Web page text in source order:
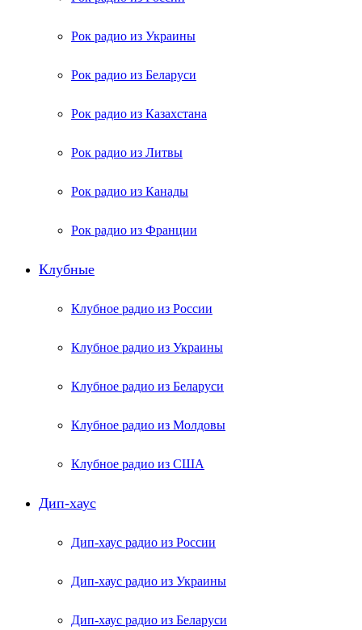
Рок радио из Украины
Рок радио из Беларуси
Рок радио из Казахстана
Рок радио из Литвы
Рок радио из Канады
Рок радио из Франции
Клубные
Клубное радио из России
Клубное радио из Украины
Клубное радио из Беларуси
Клубное радио из Молдовы
Клубное радио из США
Дип-хаус
Дип-хаус радио из России
Дип-хаус радио из Украины
Дип-хаус радио из Беларуси